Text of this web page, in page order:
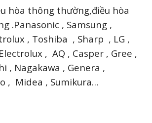
hòa thông thường,điều hòa
.Panasonic , Samsung ,
, Toshiba , Sharp , LG ,
, AQ , Casper , Gree ,
, Nagakawa , Genera ,
, Midea , Sumikura…